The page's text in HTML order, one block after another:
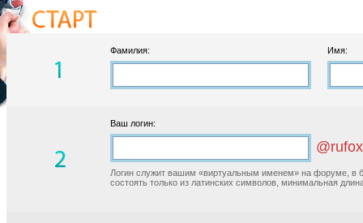
Фамилия: Имя:
Ваш логин:
Логин служит вашим «виртуальным именем» на форуме, в
состоять только из латинских символов, минимальная